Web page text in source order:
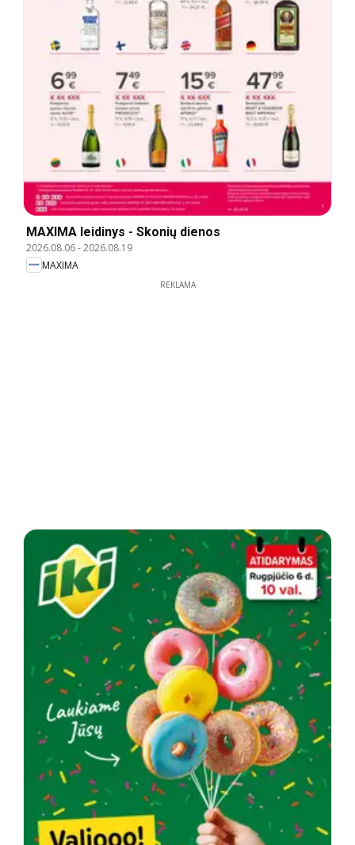
MAXIMA leidinys - Skonių dienos
2026.08.06-2026.08.19
MAXIMA
REKLAMA